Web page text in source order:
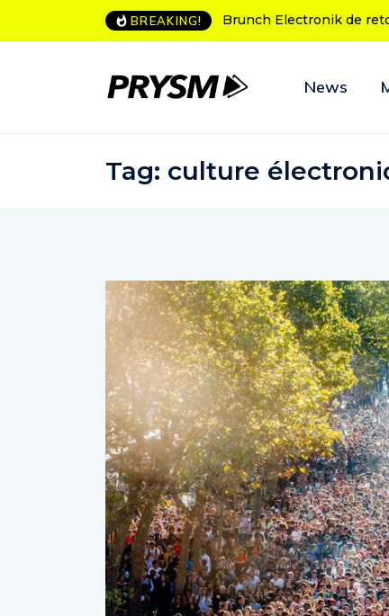
BREAKING!
Brunch Electronik de retour à BordeauxL’Amnesia Ibiza
programme des
News
Tag: culture